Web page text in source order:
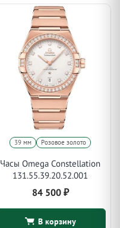
39 мм Розовое золото
Часы Omega Constellation
131.55.39.20.52.001
84 500 ₽
В корзину